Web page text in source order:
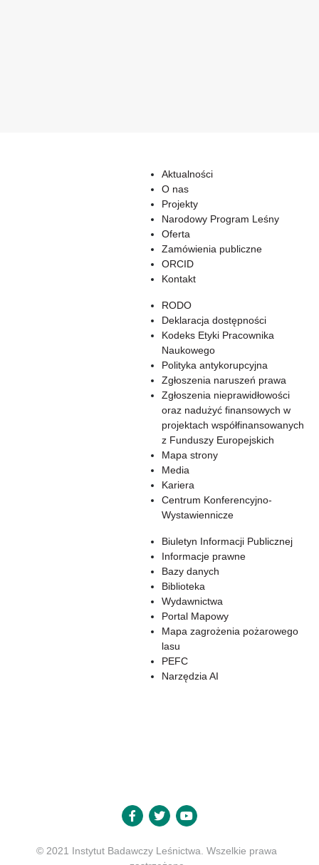
Aktualności
O nas
Projekty
Narodowy Program Leśny
Oferta
Zamówienia publiczne
ORCID
Kontakt
RODO
Deklaracja dostępności
Kodeks Etyki Pracownika
Naukowego
Polityka antykorupcyjna
Zgłoszenia naruszeń prawa
Zgłoszenia nieprawidłowości
oraz nadużyć finansowych w
projektach współfinansowanych
z Funduszy Europejskich
Mapa strony
Media
Kariera
Centrum Konferencyjno-
Wystawiennicze
Biuletyn Informacji Publicznej
Informacje prawne
Bazy danych
Biblioteka
Wydawnictwa
Portal Mapowy
Mapa zagrożenia pożarowego
lasu
PEFC
Narzędzia AI
© 2021 Instytut Badawczy Leśnictwa. Wszelkie prawa